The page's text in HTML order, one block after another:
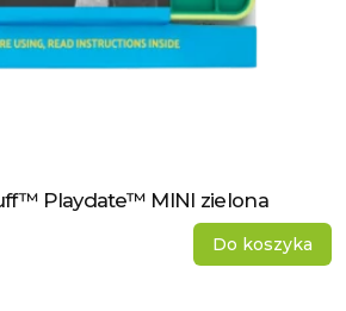
Playdate™ MINI zielona
Do koszyka